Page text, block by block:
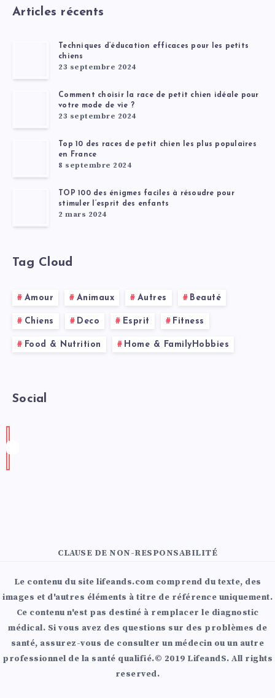
Articles récents
Techniques d’éducation efficaces pour les petits
chiens
23 septembre 2024
Comment choisir la race de petit chien idéale pour
votre mode de vie ?
23 septembre 2024
Top 10 des races de petit chien les plus populaires
en France
8 septembre 2024
TOP 100 des énigmes faciles à résoudre pour
stimuler l’esprit des enfants
2 mars 2024
Tag Cloud
Amour Animaux Autres Beauté
Chiens Deco Esprit Fitness
Food & Nutrition Home & FamilyHobbies
Social
CLAUSE DE NON-RESPONSABILITÉ
Le contenu du site lifeands.com comprend du texte, des
images et d'autres éléments à titre de référence uniquement.
Ce contenu n'est pas destiné à remplacer le diagnostic
médical. Si vous avez des questions sur des problèmes de
santé, assurez-vous de consulter un médecin ou un autre
professionnel de la santé qualifié.© 2019 LifeandS. All rights
reserved.